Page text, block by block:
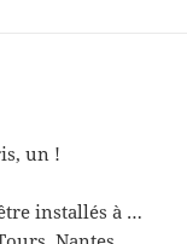
un !
installés à …